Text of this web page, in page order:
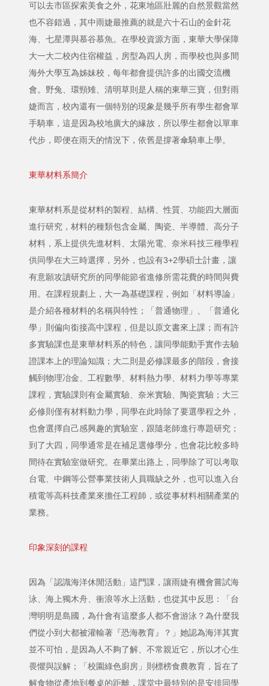
可以去市區探索美食之外，花東地區壯麗的自然景觀當然
也不容錯過，其中雨婕最推薦的就是六十石山的金針花
海、七星潭與慕谷慕魚。在學校資源方面，東華大學保障
大一大二校內住宿權益，房型為四人房，而學校也與多間
海外大學互為姊妹校，每年都會提供許多的出國交流機
會。野兔、環頸雉、清明草則是人稱的東華三寶，但對雨
婕而言，校內還有一個特別的現象是幾乎所有學生都會單
手騎車，這是因為校地廣大的緣故，所以學生都會以單車
代步，即便在雨天的情況下，依舊是撐著傘騎車上學。
東華材料系簡介
東華材料系是從材料的製程、結構、性質、功能四大層面
進行研究，材料的種類包含金屬、陶瓷、半導體、高分子
材料，系上提供先進材料、太陽光電、奈米科技三種學程
供同學在大三時選擇，另外，也設有3+2學碩士計畫，讓
有意願攻讀研究所的同學能節省進修所需花費的時間與費
用。在課程規劃上，大一為基礎課程，例如「材料導論」
是介紹各種材料的名稱與特性；「普通物理」、「普通化
學」則偏向銜接高中課程，但是以原文書來上課；而有許
多實驗課也是東華材料系的特色，讓同學能動手實作去驗
證課本上的理論知識；大二則是必修課最多的階段，會接
觸到物理冶金、工程數學、材料熱力學、材料力學等專業
課程，實驗課則有金屬實驗、奈米實驗、陶瓷實驗；大三
必修則僅有材料動力學，同學在此時除了要選學程之外，
也會選擇自己感興趣的實驗室，跟隨老師進行專題研究；
到了大四，同學通常是在補足選修學分，也會花比較多時
間待在實驗室做研究。在畢業出路上，同學除了可以考取
台電、中鋼等公營事業技術人員職缺之外，也可以進入台
積電等高科技產業來擔任工程師，或從事材料相關產業的
業務。
印象深刻的課程
因為「認識海洋休閒活動」這門課，讓雨婕有機會嘗試海
泳、海上獨木舟、衝浪等水上活動，也從其中反思：「台
灣明明是島國，為什會有這麼多人都不會游泳？為什麼我
們從小到大都被灌輸著『恐海教育』？」她認為海洋其實
並不可怕，是因為人不夠了解、不常親近它，所以才心生
畏懼與誤解；「校園綠色廚房」則標榜食農教育，旨在了
解食物從產地到餐桌的距離，課堂中最特別的是安排同學